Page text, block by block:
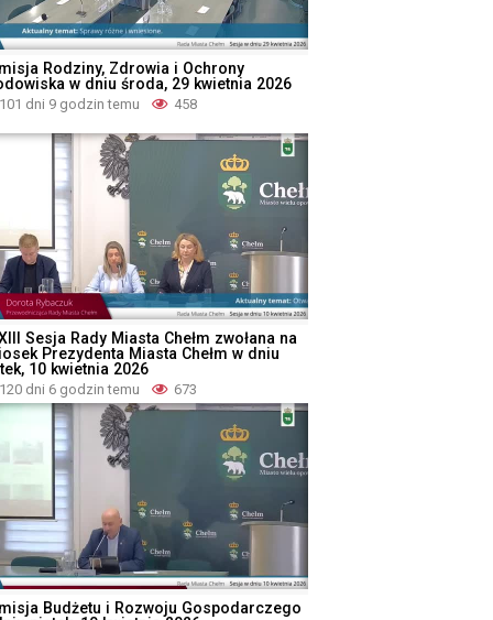
Rodziny, Zdrowia i Ochrony
w dniu środa, 29 kwietnia 2026
101 dni 9 godzin temu 458
Sesja Rady Miasta Chełm zwołana na
Prezydenta Miasta Chełm w dniu
10 kwietnia 2026
120 dni 6 godzin temu 673
Budżetu i Rozwoju Gospodarczego